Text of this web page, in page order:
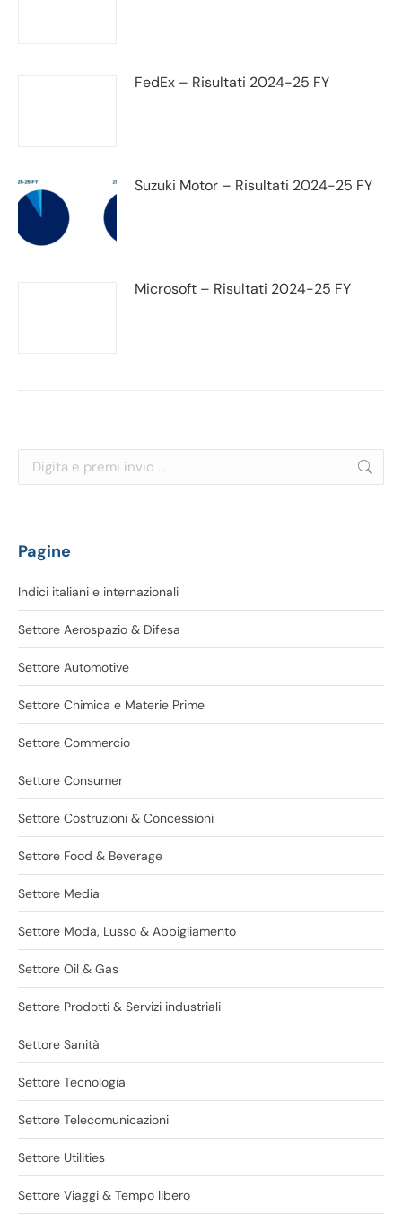
FedEx – Risultati 2024-25 FY
Suzuki Motor – Risultati 2024-25 FY
Microsoft – Risultati 2024-25 FY
Cerca:
Pagine
Indici italiani e internazionali
Settore Aerospazio & Difesa
Settore Automotive
Settore Chimica e Materie Prime
Settore Commercio
Settore Consumer
Settore Costruzioni & Concessioni
Settore Food & Beverage
Settore Media
Settore Moda, Lusso & Abbigliamento
Settore Oil & Gas
Settore Prodotti & Servizi industriali
Settore Sanità
Settore Tecnologia
Settore Telecomunicazioni
Settore Utilities
Settore Viaggi & Tempo libero